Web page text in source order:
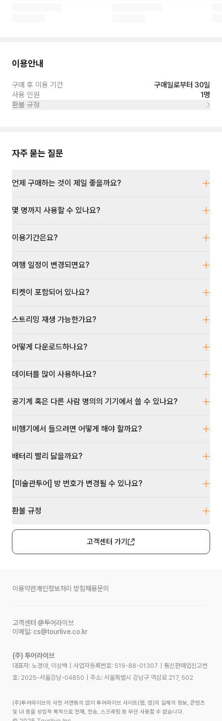
이용안내
구매 후 이용 기간
구매일로부터 30일
사용 인원
1명
환불 규정
자주 묻는 질문
언제 구매하는 것이 제일 좋을까요?
몇 명까지 사용할 수 있나요?
이용기간은요?
여행 일정이 변경되면요?
티켓이 포함되어 있나요?
스트리밍 재생 가능한가요?
어떻게 다운로드하나요?
데이터를 많이 사용하나요?
공기계 혹은 다른 사람 명의의 기기에서 쓸 수 있나요?
비행기에서 들으려면 어떻게 해야 할까요?
배터리 빨리 닳을까요?
[미술관투어] 방 번호가 변경될 수 있나요?
환불 규정
고객센터 가기
이용약관개인정보처리 방침채용문의
고객센터 @투어라이브
이메일: cs@tourlive.co.kr
(주) 투어라이브
대표자: 노경아, 이상백 사업자등록번호: 519-88-01307
통신판매업신고번
호: 2025-서울강남-04850 주소: 서울특별시 강남구 역삼로 217, 502
(주)투어라이브의 사전 서면동의 없이 투어라이브 사이트(웹, 앱)의 일체의 정보, 콘텐츠
및 UI 등을 상업적 목적으로 전재, 전송, 스크래핑 등 무단 사용할 수 없습니다.